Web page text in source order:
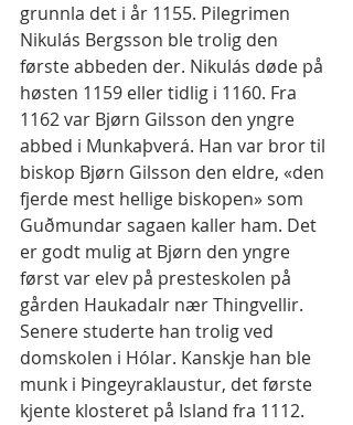
grunnla det i år 1155. Pilegrimen
Nikulás Bergsson ble trolig den
første abbeden der. Nikulás døde på
høsten 1159 eller tidlig i 1160. Fra
1162 var Bjørn Gilsson den yngre
abbed i Munkaþverá. Han var bror til
biskop Bjørn Gilsson den eldre, «den
fjerde mest hellige biskopen» som
Guðmundar sagaen kaller ham. Det
er godt mulig at Bjørn den yngre
først var elev på presteskolen på
gården Haukadalr nær Thingvellir.
Senere studerte han trolig ved
domskolen i Hólar. Kanskje han ble
munk i Þingeyraklaustur, det første
kjente klosteret på Island fra 1112.